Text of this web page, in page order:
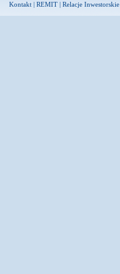
Kontakt | REMIT | Relacje Inwestorskie